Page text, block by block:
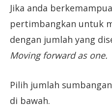
Jika anda
pertimbangkan untuk
dengan jumlah yang
Moving forward as one.
Pilih jumlah
di bawah.